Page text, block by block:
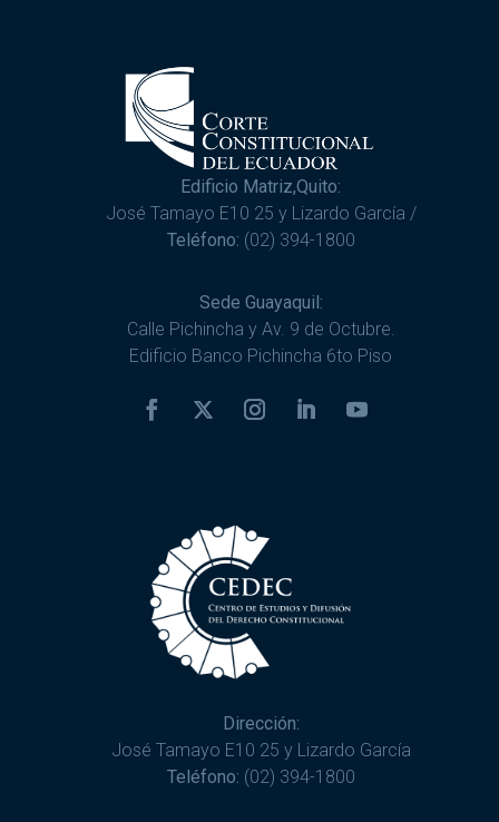
Edificio Matriz,Quito:
José Tamayo E10 25 y Lizardo García /
Teléfono: (02) 394-1800
Sede Guayaquil:
Calle Pichincha y Av. 9 de Octubre.
Edificio Banco Pichincha 6to Piso
Dirección:
José Tamayo E10 25 y Lizardo García
Teléfono: (02) 394-1800